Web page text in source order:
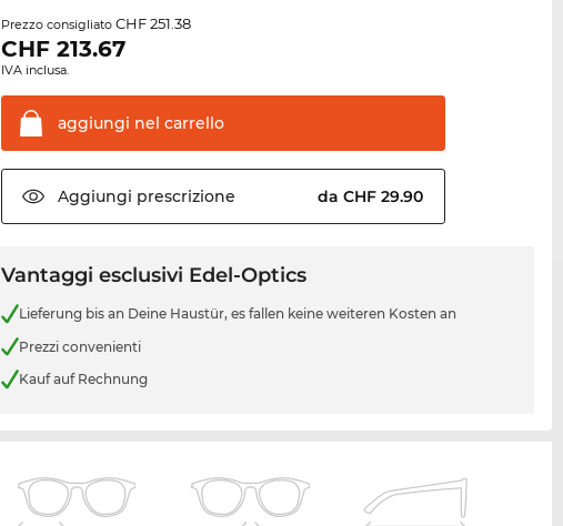
Prezzo consigliatoCHF 251.38
CHF213.67
IVA inclusa.
aggiungi nel carrello
Aggiungi prescrizione da CHF 29.90
Vantaggi esclusivi Edel-Optics
Lieferung bis an Deine Haustür, es fallen keine weiteren Kosten an
Prezzi convenienti
Kauf auf Rechnung